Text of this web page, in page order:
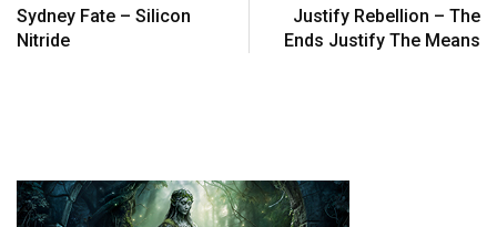
Sydney Fate – Silicon
Nitride
Justify Rebellion – The
Ends Justify The Means